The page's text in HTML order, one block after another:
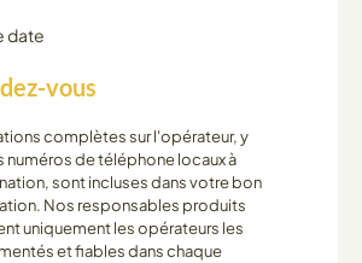
date
vous
complètes sur l'opérateur, y
numéros de téléphone locaux à
sont incluses dans votre bon
Nos responsables produits
uniquement les opérateurs les
et fiables dans chaque